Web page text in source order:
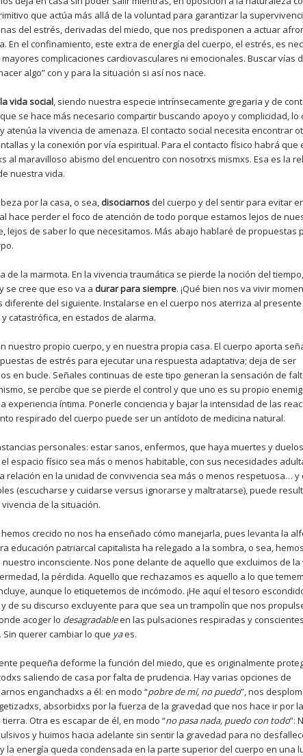
que actúa más allá de la voluntad para garantizar la
del estrés, derivadas del miedo, que nos predisponen a actuar
En el confinamiento, este extra de energía del cuerpo, el estrés, es
complicaciones cardiovasculares ni emocionales. Buscar vías
algo” con y para la situación si así nos nace.
vida social, siendo nuestra especie intrínsecamente gregaria y de
se hace más necesario compartir buscando apoyo y complicidad, lo
atenúa la vivencia de amenaza. El contacto social necesita encontrar
y la conexión por vía espiritual. Para el contacto físico habrá que
al maravilloso abismo del encuentro con nosotrxs mismxs. Esa es la
nuestra vida.
por la casa, o sea, disociarnos del cuerpo y del sentir para evitar
hace perder el foco de atención de todo porque estamos lejos de
lejos de saber lo que necesitamos. Más abajo hablaré de propuestas
de la marmota. En la vivencia traumática se pierde la noción del
se cree que eso va a durar para siempre. ¡Qué bien nos va vivir
diferente del siguiente. Instalarse en el cuerpo nos aterriza al
catastrófica, en estados de alarma.
nuestro propio cuerpo, y en nuestra propia casa. El cuerpo aporta
de estrés para ejecutar una respuesta adaptativa; deja de ser
en bucle. Señales continuas de este tipo generan la sensación de
se percibe que se pierde el control y que uno es su propio
experiencia íntima. Ponerle conciencia y bajar la intensidad de las
respirado del cuerpo puede ser un antídoto de medicina natural.
personales: estar sanos, enfermos, que haya muertes y
espacio físico sea más o menos habitable, con sus necesidades
relación en la unidad de convivencia sea más o menos respetuosa… y
(escucharse y cuidarse versus ignorarse y maltratarse), puede
de la situación.
crecido no nos ha enseñado cómo manejarla, pues levanta la
educación patriarcal capitalista ha relegado a la sombra, o sea, hemos
inconsciente. Nos pone delante de aquello que excluimos de la
la pérdida. Aquello que rechazamos es aquello a lo que
aunque lo etiquetemos de incómodo. ¡He aquí el tesoro
de su discurso excluyente para que sea un trampolín que nos
acoger lo desagradableen las pulsaciones respiradas y
querer cambiar lo que yaes.
pequeña deforme la función del miedo, que es originalmente
saliendo de casa por falta de prudencia. Hay varias opciones de
enganchadxs a él: en modo “pobre de mí, no puedo”, nos
absorbidxs por la fuerza de la gravedad que nos hace ir por
Otra es escapar de él, en modo “no pasa nada, puedo con todo”:
y huimos hacia adelante sin sentir la gravedad para no
la energía queda condensada en la parte superior del cuerpo en una